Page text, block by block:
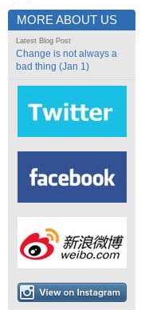
MORE ABOUT US
Latest Blog Post
Change is not always a
bad thing (Jan 1)